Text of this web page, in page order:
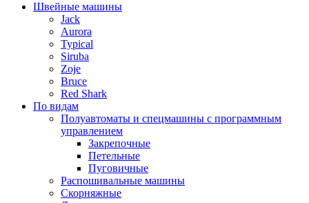
Швейные машины
Jack
Aurora
Typical
Siruba
Zoje
Bruce
Red Shark
По видам
Полуавтоматы и спецмашины с программным
управлением
Закрепочные
Петельные
Пуговичные
Распошивальные машины
Скорняжные